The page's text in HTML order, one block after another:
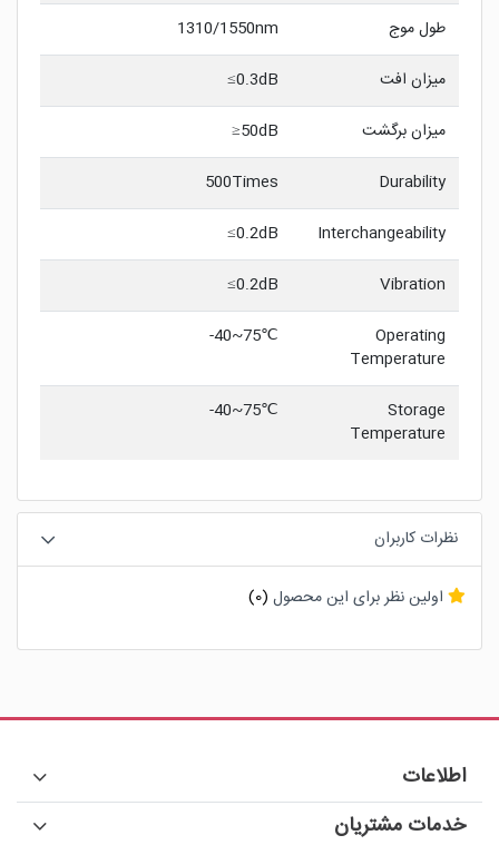
طول موج
1310/1550nm
میزان افت
0.3dB≥
میزان برگشت
50dB≤
Durability
500Times
Interchangeability
0.2dB≥
Vibration
0.2dB≥
Operating
Temperature
℃75~40-
Storage
Temperature
℃75~40-
نظرات کاربران
اولین نظر برای این محصول (0)
اطلاعات
خدمات مشتریان